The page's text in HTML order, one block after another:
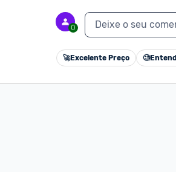
0 Deixe o seu
🚀Excelente Preço 🧐